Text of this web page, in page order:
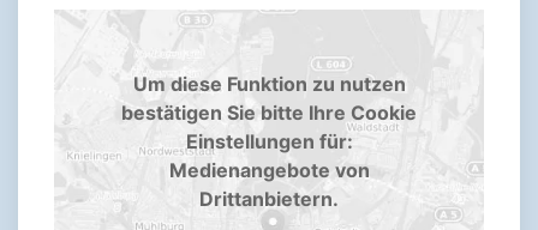
Um diese Funktion zu nutzen
bestätigen Sie bitte Ihre Cookie
Einstellungen für:
Medienangebote von
Drittanbietern.